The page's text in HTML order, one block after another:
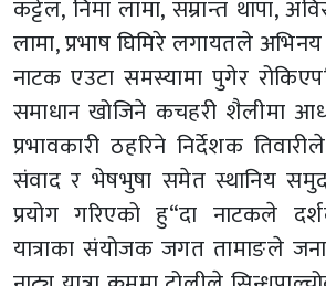
कट्टेल, निमा लामा, सम्रान्त थापा,
लामा, प्रभाष घिमिरे लगायतले
नाटक एउटा समस्यामा पुगेर
समाधान खोजिने कचहरी शैलीमा
प्रभावकारी ठहरिने निर्देशक
संवाद र भेषभुषा समेत स्थानिय
प्रयोग गरिएको हु“दा नाटकले
यात्राका संयोजक जगत तामाङले